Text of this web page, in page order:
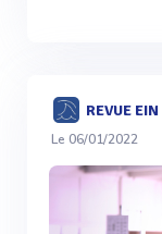
REVUE EIN
Le 06/01/2022